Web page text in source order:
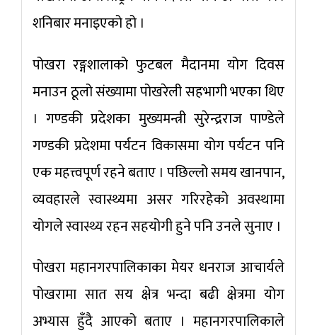
शनिबार मनाइएको हो ।
पोखरा रङ्गशालाको फुटबल मैदानमा योग दिवस
मनाउन ठूलो संख्यामा पोखरेली सहभागी भएका थिए
। गण्डकी प्रदेशका मुख्यमन्त्री सुरेन्द्रराज पाण्डेले
गण्डकी प्रदेशमा पर्यटन विकासमा योग पर्यटन पनि
एक महत्त्वपूर्ण रहने बताए । पछिल्लो समय खानपान,
व्यवहारले स्वास्थ्यमा असर गरिरहेको अवस्थामा
योगले स्वास्थ्य रहन सहयोगी हुने पनि उनले सुनाए ।
पोखरा महानगरपालिकाका मेयर धनराज आचार्यले
पोखरामा सात सय क्षेत्र भन्दा बढी क्षेत्रमा योग
अभ्यास हुँदै आएको बताए । महानगरपालिकाले